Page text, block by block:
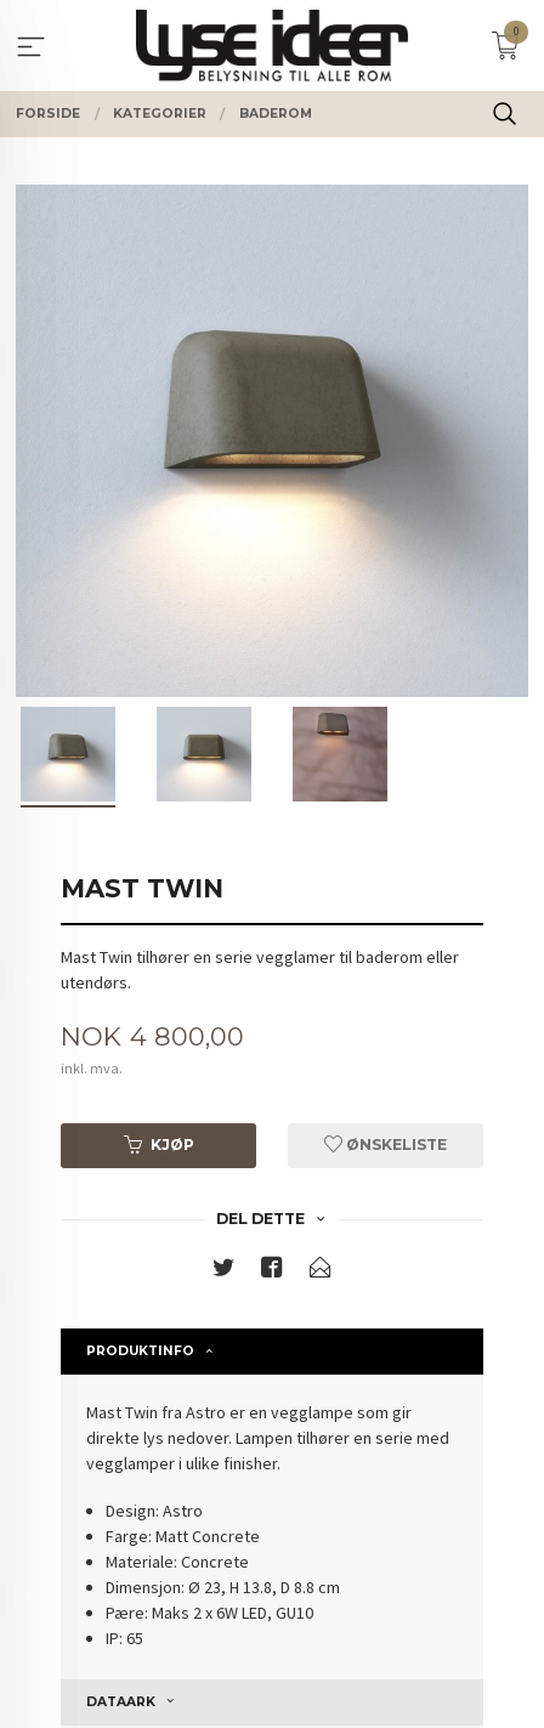
innholdet
0
FORSIDE KATEGORIER BADEROM
MAST TWIN
Mast Twin tilhører en serie vegglamer til baderom eller
utendørs.
Pris
NOK 4 800,00
inkl. mva.
KJØP ØNSKELISTE
DEL DETTE
PRODUKTINFO
Mast Twin fra Astro er en vegglampe som gir
direkte lys nedover. Lampen tilhører en serie med
vegglamper i ulike finisher.
Design: Astro
Farge: Matt Concrete
Materiale: Concrete
Dimensjon: Ø 23, H 13.8, D 8.8 cm
Pære: Maks 2 x 6W LED, GU10
IP: 65
DATAARK